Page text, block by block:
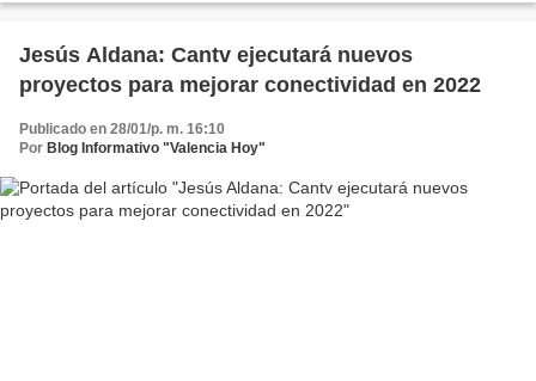
Jesús Aldana: Cantv ejecutará nuevos
proyectos para mejorar conectividad en 2022
Publicado en 28/01/p. m. 16:10
Por Blog Informativo "Valencia Hoy"